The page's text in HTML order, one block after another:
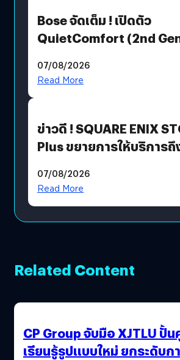
Bose จัดเต็ม ! เปิดตัว
QuietComfort (2nd
07/08/2026
Read More
ข่าวดี ! SQUARE ENIX
Plus ขยายการให้บริการถึ
โดยตรง
07/08/2026
Read More
Related Content
CP Group จับมือ XJTLU ปั้
เรียนรู้รูปแบบใหม่ ยกระดับก